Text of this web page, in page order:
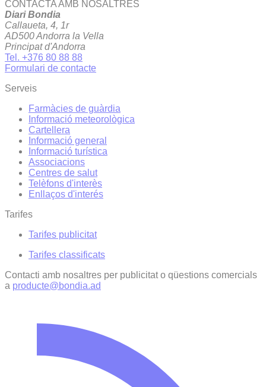
CONTACTA AMB NOSALTRES
Diari Bondia
Callaueta, 4, 1r
AD500 Andorra la Vella
Principat d'Andorra
Tel. +376 80 88 88
Formulari de contacte
Serveis
Farmàcies de guàrdia
Informació meteorològica
Cartellera
Informació general
Informació turística
Associacions
Centres de salut
Telèfons d'interès
Enllaços d'interés
Tarifes
Tarifes publicitat
Tarifes classificats
Contacti amb nosaltres per publicitat o qüestions comercials
a producte@bondia.ad